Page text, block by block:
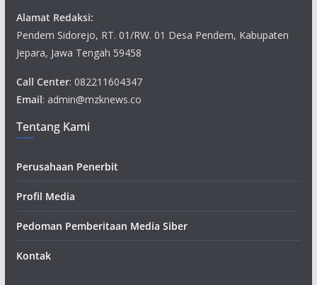
Alamat Redaksi:
Pendem Sidorejo, RT. 01/RW. 01 Desa Pendem, Kabupaten
Jepara, Jawa Tengah 59458
Call Center: 082211604347
Email: admin@mzknews.co
Tentang Kami
Perusahaan Penerbit
Profil Media
Pedoman Pemberitaan Media Siber
Kontak